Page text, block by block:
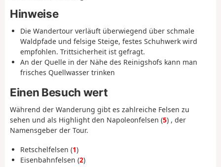
Hinweise
Die Wandertour verläuft überwiegend über schmale
Waldpfade und felsige Steige, festes Schuhwerk wird
empfohlen. Trittsicherheit ist gefragt.
An der Quelle in der Nähe des Reinigshofs kann man
frisches Quellwasser trinken
Einen Besuch wert
Während der Wanderung gibt es zahlreiche Felsen zu
sehen und als Highlight den Napoleonfelsen (5) , der
Namensgeber der Tour.
Retschelfelsen (1)
Eisenbahnfelsen (2)